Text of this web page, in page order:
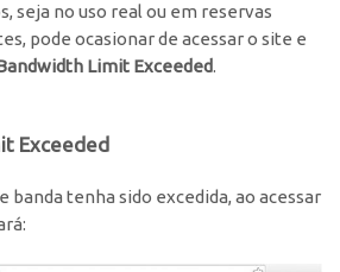
seja no uso real ou em reservas
pode ocasionar de acessar o site e
Limit Exceeded.
Exceeded
banda tenha sido excedida, ao acessar